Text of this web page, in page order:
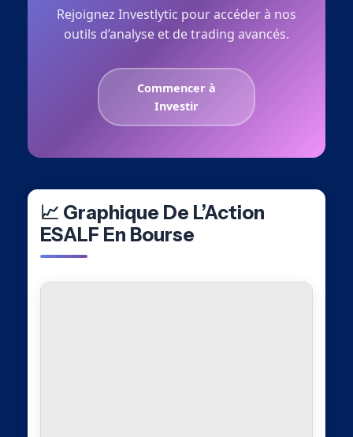
Rejoignez Investlytic pour accéder à nos
outils d’analyse et de trading avancés.
Commencer à
Investir
📈 Graphique De L’Action
ESALF En Bourse